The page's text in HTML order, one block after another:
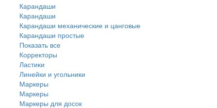
Карандаши
Карандаши
Карандаши механические и цанговые
Карандаши простые
Показать все
Корректоры
Ластики
Линейки и угольники
Маркеры
Маркеры
Маркеры для досок